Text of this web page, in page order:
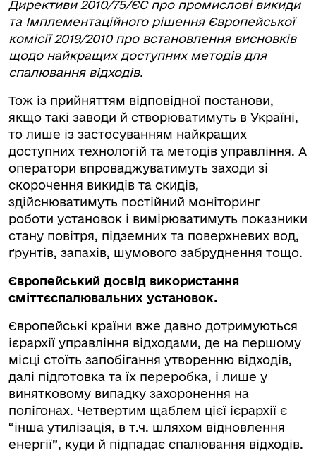
Директиви 2010/75/ЄС про промислові викиди
та Імплементаційного рішення Європейської
комісії 2019/2010 про встановлення висновків
щодо найкращих доступних методів для
спалювання відходів.
Тож із прийняттям відповідної постанови,
якщо такі заводи й створюватимуть в Україні,
то лише із застосуванням найкращих
доступних технологій та методів управління. А
оператори впроваджуватимуть заходи зі
скорочення викидів та скидів,
здійснюватимуть постійний моніторинг
роботи установок і вимірюватимуть показники
стану повітря, підземних та поверхневих вод,
ґрунтів, запахів, шумового забруднення тощо.
Європейський досвід використання
сміттєспалювальних установок.
Європейські країни вже давно дотримуються
ієрархії управління відходами, де на першому
місці стоїть запобігання утворенню відходів,
далі підготовка та їх переробка, і лише у
винятковому випадку захоронення на
полігонах. Четвертим щаблем цієї ієрархії є
“інша утилізація, в т.ч. шляхом відновлення
енергії”, куди й підпадає спалювання відходів.